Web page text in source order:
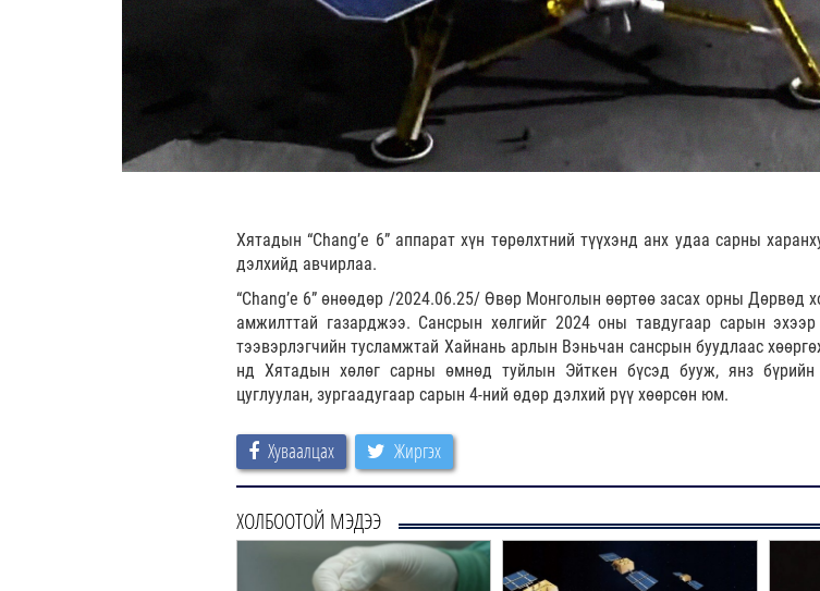
Хятадын “Chang’e 6” аппарат хүн төрөлхтний түүхэнд анх удаа сарны
дэлхийд авчирлаа.
“Chang’e 6” өнөөдөр /2024.06.25/ Өвөр Монголын өөртөө засах орны Дөрвөд
амжилттай газарджээ. Сансрын хөлгийг 2024 оны тавдугаар сарын эхээр
тээвэрлэгчийн тусламжтай Хайнань арлын Вэньчан сансрын буудлаас
нд Хятадын хөлөг сарны өмнөд туйлын Эйткен бүсэд бууж, янз
цуглуулан, зургаадугаар сарын 4-ний өдөр дэлхий рүү хөөрсөн юм.
Хуваалцах Жиргэх
ХОЛБООТОЙ МЭДЭЭ